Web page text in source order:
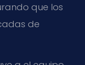
que los
de